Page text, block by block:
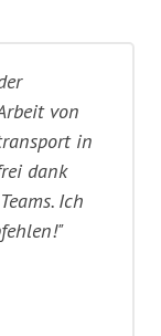
von
in
dank
Ich